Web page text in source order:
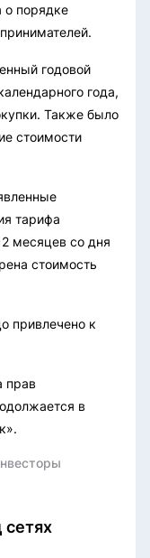
о порядке
годовой
года,
Также было
стоимости
тарифа
месяцев со дня
стоимость
привлечено к
прав
в
сетях